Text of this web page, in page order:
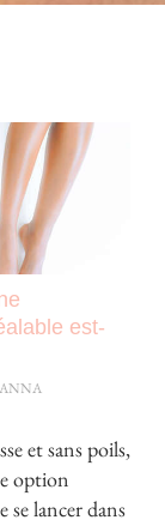
est-
et sans poils,
option
se lancer dans